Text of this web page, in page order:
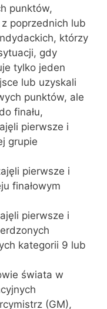
punktów,
poprzednich lub
którzy
gdy
tylko jeden
lub uzyskali
punktów, ale
finału,
pierwsze i
grupie
pierwsze i
finałowym
pierwsze i
kategorii 9 lub
świata w
(GM),